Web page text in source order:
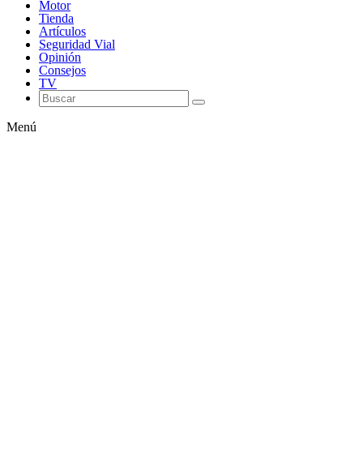
Motor
Tienda
Artículos
Seguridad Vial
Opinión
Consejos
TV
Menú